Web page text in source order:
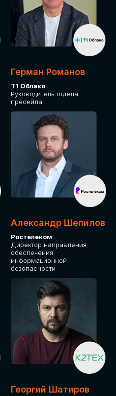
Герман Романов
Т1 Облако
Руководитель отдела
пресейла
Александр Шепилов
Ростелеком
Директор направления
обеспечения
информационной
безопасности
Георгий Шатиров